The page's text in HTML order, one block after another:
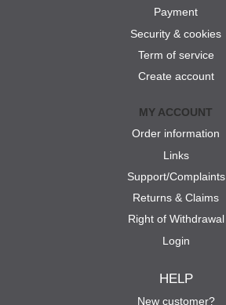
Payment
Security & cookies
Term of service
Create account
MY ACCOUNT
Order information
Links
Support/Complaints
Returns & Claims
Right of Withdrawal
Login
HELP
New customer?